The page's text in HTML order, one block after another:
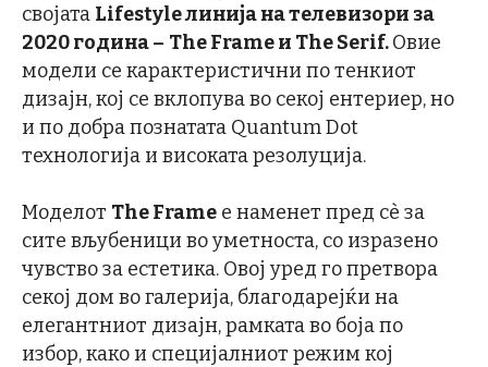
својата Lifestyleлинија на телевизори за
2020 година – The Frameи The Serif.Овие
модели се карактеристични по тенкиот
дизајн, кој се вклопува во секој ентериер, но
и по добра познатата Quantum Dot
технологија и високата резолуција.
Моделот The Frame е наменет пред сѐ за
сите вљубеници во уметноста, со изразено
чувство за естетика. Овој уред го претвора
секој дом во галерија, благодарејќи на
елегантниот дизајн, рамката во боја по
избор, како и специјалниот режим кој